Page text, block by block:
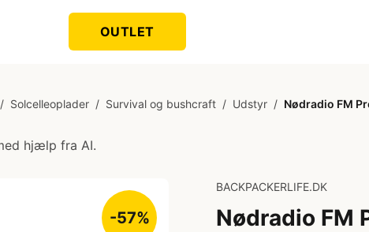
OUTLET
/ Solcelleoplader / Survival og bushcraft / Udstyr / Nødradio FM
hjælp fra AI.
-57%
BACKPACKERLIFE.DK
Nødradio FM